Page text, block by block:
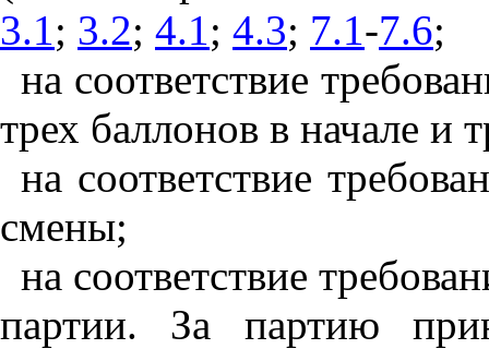
3.1; 3.2; 4.1; 4.3; 7.1-7.6;
на соответствие
трех баллонов в начале и
на соответствие
смены;
на соответствие
партии. За партию